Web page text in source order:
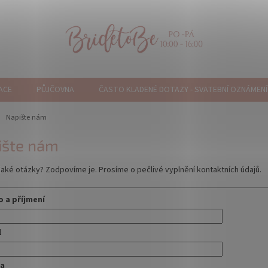
PŮJČOVNA ČASTO KLADENÉ DOTAZY - SVATEBNÍ OZNÁMENÍ
Napište nám
nám
otázky? Zodpovíme je. Prosíme o pečlivé vyplnění kontaktních údajů.
a příjmení